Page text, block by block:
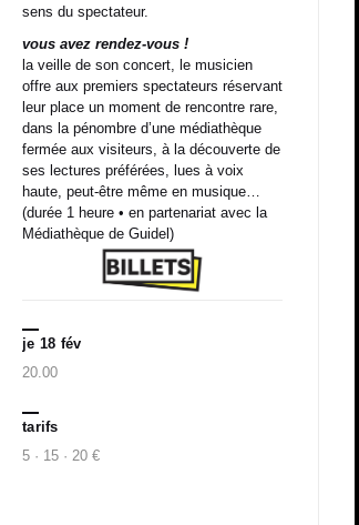
sens du spectateur.
vous avez rendez-vous !
la veille de son concert, le musicien
offre aux premiers spectateurs réservant
leur place un moment de rencontre rare,
dans la pénombre d’une médiathèque
fermée aux visiteurs, à la découverte de
ses lectures préférées, lues à voix
haute, peut-être même en musique…
(durée 1 heure • en partenariat avec la
Médiathèque de Guidel)
je 18 fév
20.00
tarifs
5 · 15 · 20 €